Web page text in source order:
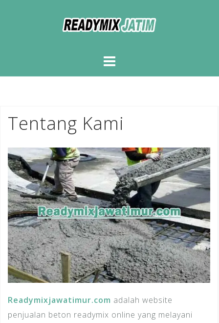
Tentang Kami
Readymixjawatimur.com adalah website
penjualan beton readymix online yang melayani